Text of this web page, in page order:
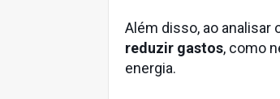
Além disso, ao analisar
reduzir gastos, como
energia.